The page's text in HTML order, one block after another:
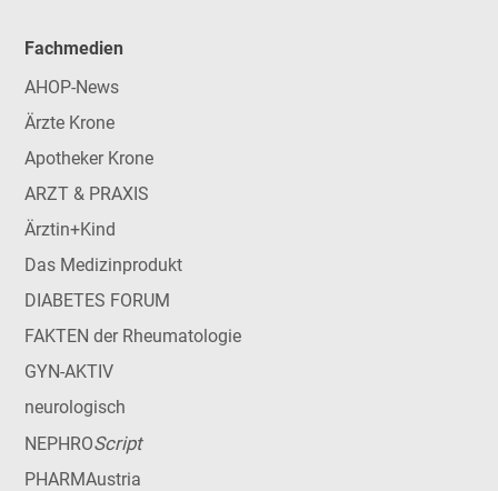
Fachmedien
AHOP-News
Ärzte Krone
Apotheker Krone
ARZT & PRAXIS
Ärztin+Kind
Das Medizinprodukt
DIABETES FORUM
FAKTEN der Rheumatologie
GYN-AKTIV
neurologisch
NEPHROScript
PHARMAustria